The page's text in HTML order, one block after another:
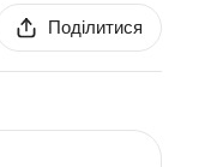
Поділитися